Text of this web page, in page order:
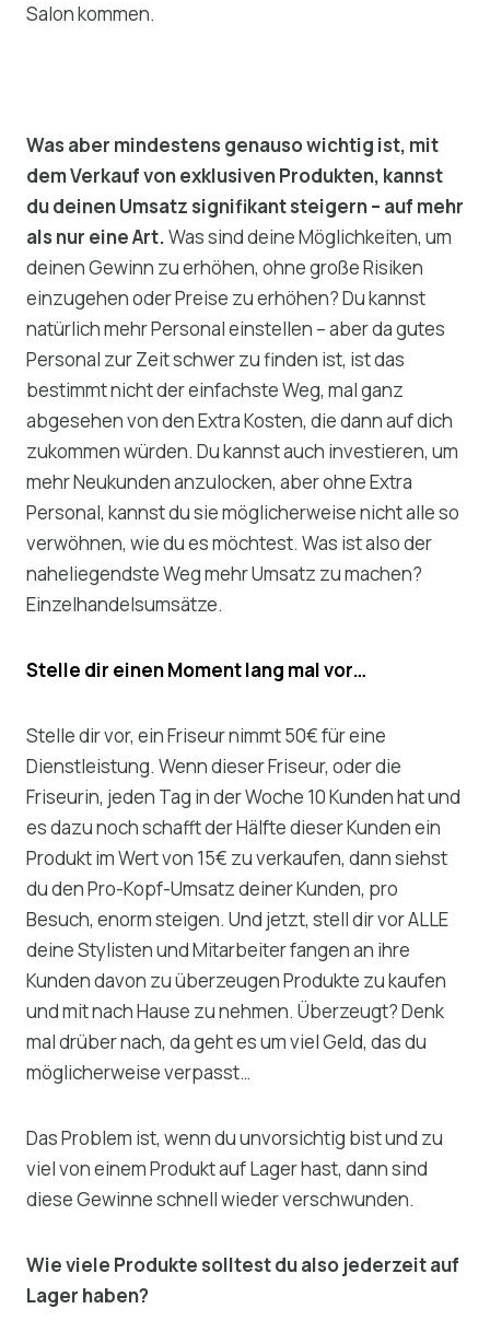
Salon kommen.
Was aber mindestens genauso wichtig ist, mit
dem Verkauf von exklusiven Produkten, kannst
du deinen Umsatz signifikant steigern – auf mehr
als nur eine Art.Was sind deine Möglichkeiten, um
deinen Gewinn zu erhöhen, ohne große Risiken
einzugehen oder Preise zu erhöhen? Du kannst
natürlich mehr Personal einstellen – aber da gutes
Personal zur Zeit schwer zu finden ist, ist das
bestimmt nicht der einfachste Weg, mal ganz
abgesehen von den Extra Kosten, die dann auf dich
zukommen würden. Du kannst auch investieren, um
mehr Neukunden anzulocken, aber ohne Extra
Personal, kannst du sie möglicherweise nicht alle so
verwöhnen, wie du es möchtest. Was ist also der
naheliegendste Weg mehr Umsatz zu machen?
Einzelhandelsumsätze.
Stelle dir einen Moment lang mal vor…
Stelle dir vor, ein Friseur nimmt 50€ für eine
Dienstleistung. Wenn dieser Friseur, oder die
Friseurin, jeden Tag in der Woche 10 Kunden hat und
es dazu noch schafft der Hälfte dieser Kunden ein
Produkt im Wert von 15€ zu verkaufen, dann siehst
du den Pro-Kopf-Umsatz deiner Kunden, pro
Besuch, enorm steigen. Und jetzt, stell dir vor ALLE
deine Stylisten und Mitarbeiter fangen an ihre
Kunden davon zu überzeugen Produkte zu kaufen
und mit nach Hause zu nehmen. Überzeugt? Denk
mal drüber nach, da geht es um viel Geld, das du
möglicherweise verpasst…
Das Problem ist, wenn du unvorsichtig bist und zu
viel von einem Produkt auf Lager hast, dann sind
diese Gewinne schnell wieder verschwunden.
Wie viele Produkte solltest du also jederzeit auf
Lager haben?